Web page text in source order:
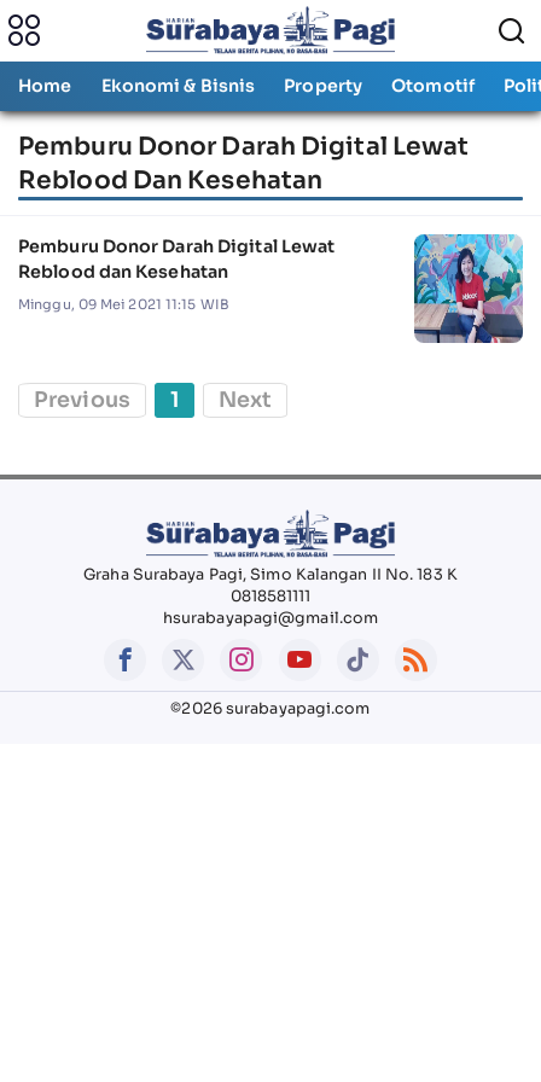
Home Ekonomi & Bisnis Property Otomotif
Pemburu Donor Darah Digital Lewat
Reblood Dan Kesehatan
Pemburu Donor Darah Digital Lewat
Reblood dan Kesehatan
Minggu, 09 Mei 2021 11:15 WIB
Previous 1 Next
Graha Surabaya Pagi, Simo Kalangan II No. 183 K
0818581111
hsurabayapagi@gmail.com
©2026 surabayapagi.com